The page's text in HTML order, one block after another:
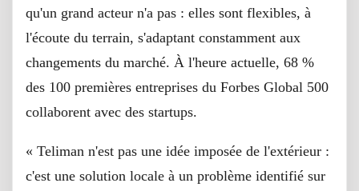
qu'un grand acteur n'a pas : elles sont flexibles, à
l'écoute du terrain, s'adaptant constamment aux
changements du marché. À l'heure actuelle, 68 %
des 100 premières entreprises du Forbes Global 500
collaborent avec des startups.
« Teliman n'est pas une idée imposée de l'extérieur :
c'est une solution locale à un problème identifié sur